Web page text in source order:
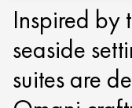
Inspired by
seaside
suites are